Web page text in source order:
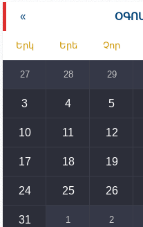
Իրանը կողմ է
զարգացմանը,
սահմանների
15:10 02.10.2023
պատգամավորը
14:54 02.10.2023
տեղակայված
«
Երկ Երե Չոր
27 28 29
3 4 5
10 11 12
17 18 19
24 25 26
31 1 2